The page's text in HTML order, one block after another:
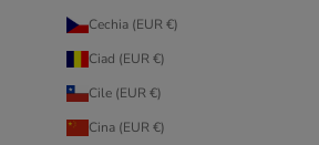
Cechia (EUR €)
Ciad (EUR €)
Cile (EUR €)
Cina (EUR €)